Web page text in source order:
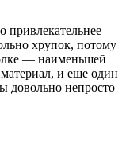
привлекательнее
хрупок, потому
— наименьшей
и еще один
довольно непросто